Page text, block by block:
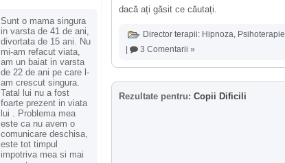
Sunt o mama singura
in varsta de 41 de ani,
divortata de 15 ani. Nu
mi-am refacut viata,
am un baiat in varsta
de 22 de ani pe care l-
am crescut singura.
Tatal lui nu a fost
foarte prezent in viata
lui . Problema mea
este ca nu avem o
comunicare deschisa,
este tot timpul
impotriva mea si mai
dacă ați găsit ce căutați.
Director terapii: Hipnoza, Psihoterapie
3 Comentarii »
Rezultate pentru: Copii Dificili